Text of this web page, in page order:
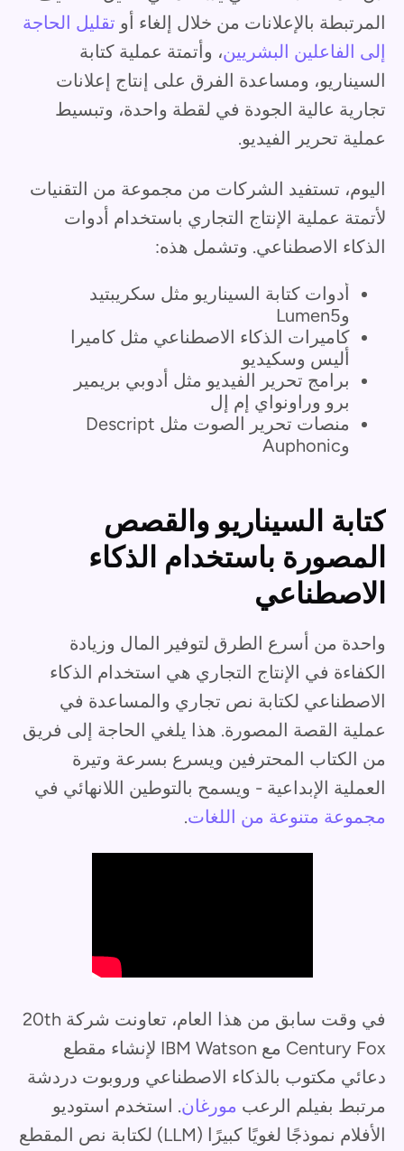
المرتبطة بالإعلانات من خلال إلغاء أو تقليل الحاجة
إلى الفاعلين البشريين، وأتمتة عملية كتابة
السيناريو، ومساعدة الفرق على إنتاج إعلانات
تجارية عالية الجودة في لقطة واحدة، وتبسيط
عملية تحرير الفيديو.
اليوم، تستفيد الشركات من مجموعة من التقنيات
لأتمتة عملية الإنتاج التجاري باستخدام أدوات
الذكاء الاصطناعي. وتشمل هذه:
أدوات كتابة السيناريو مثل سكريبتيد
وLumen5
كاميرات الذكاء الاصطناعي مثل كاميرا
أليس وسكيديو
برامج تحرير الفيديو مثل أدوبي بريمير
برو وراونواي إم إل
منصات تحرير الصوت مثل Descript
وAuphonic
كتابة السيناريو والقصص
المصورة باستخدام الذكاء
الاصطناعي
واحدة من أسرع الطرق لتوفير المال وزيادة
الكفاءة في الإنتاج التجاري هي استخدام الذكاء
الاصطناعي لكتابة نص تجاري والمساعدة في
عملية القصة المصورة. هذا يلغي الحاجة إلى فريق
من الكتاب المحترفين ويسرع بسرعة وتيرة
العملية الإبداعية - ويسمح بالتوطين اللانهائي في
مجموعة متنوعة من اللغات.
في وقت سابق من هذا العام، تعاونت شركة 20th
Century Fox مع IBM Watson لإنشاء مقطع
دعائي مكتوب بالذكاء الاصطناعي وروبوت دردشة
مرتبط بفيلم الرعب مورغان. استخدم استوديو
الأفلام نموذجًا لغويًا كبيرًا (LLM) لكتابة نص المقطع